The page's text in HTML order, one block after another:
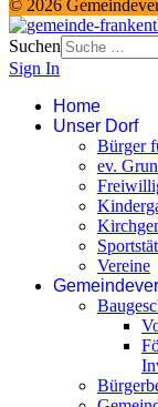
© 2026
Suchen
Sign In
Home
Unser Dorf
Bürger
ev.
Vereine